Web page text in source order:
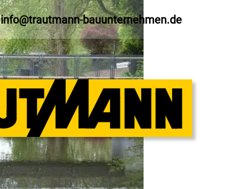
info@trautmann-bauunternehmen.de